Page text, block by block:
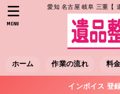
愛知 名古屋 岐阜 三重【
ホーム 作業の流れ 料
MENU
インボイス 登